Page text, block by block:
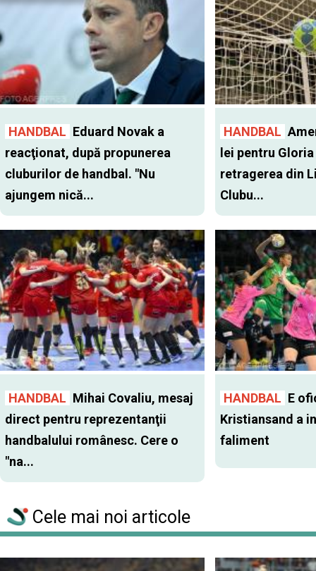
HANDBAL Eduard Novak a
reacţionat, după propunerea
cluburilor de handbal. "Nu
ajungem nică...
HANDBAL
lei pentru
retragerea din
Clubu...
HANDBAL Mihai Covaliu, mesaj
direct pentru reprezentanţii
handbalului românesc. Cere o
"na...
HANDBAL E
Kristiansand a
faliment
Cele mai noi articole